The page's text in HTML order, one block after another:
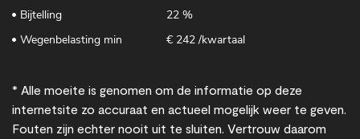
Bijtelling
22 %
Wegenbelasting min
€ 242 /kwartaal
* Alle moeite is genomen om de informatie op deze
internetsite zo accuraat en actueel mogelijk weer te geven.
Fouten zijn echter nooit uit te sluiten. Vertrouw daarom